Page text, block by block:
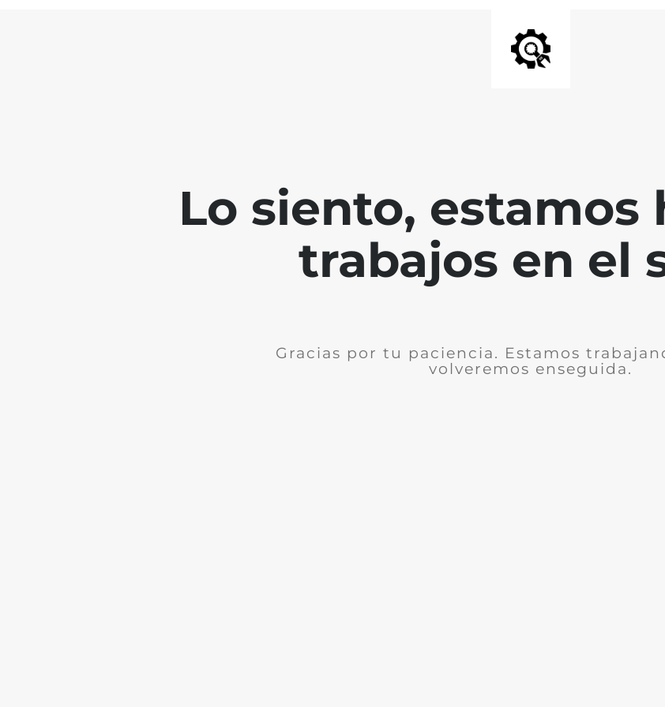
Lo siento, estamos
trabajos en el
Gracias por tu paciencia. Estamos
volveremos enseguida.